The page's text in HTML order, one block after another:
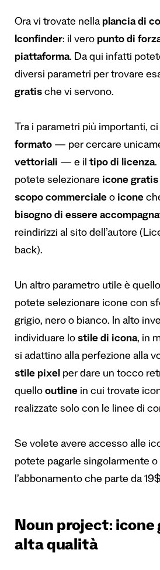
Ora vi trovate nella plancia di
Iconfinder: il vero punto di
piattaforma. Da qui infatti
diversi parametri per trovare
gratis che vi servono.
Tra i parametri più importanti,
formato — per cercare
vettoriali — e il tipo di licenza.
potete selezionare icone gratis
scopo commerciale o icone
bisogno di essere
reindirizzi al sito dell’autore
back).
Un altro parametro utile è
potete selezionare icone con
grigio, nero o bianco. In alto
individuare lo stile di icona, in
si adattino alla perfezione alla
stile pixel per dare un tocco
quello outline in cui trovate
realizzate solo con le linee di
Se volete avere accesso alle
potete pagarle singolarmente o
l’abbonamento che parte da
Noun project:
alta qualità